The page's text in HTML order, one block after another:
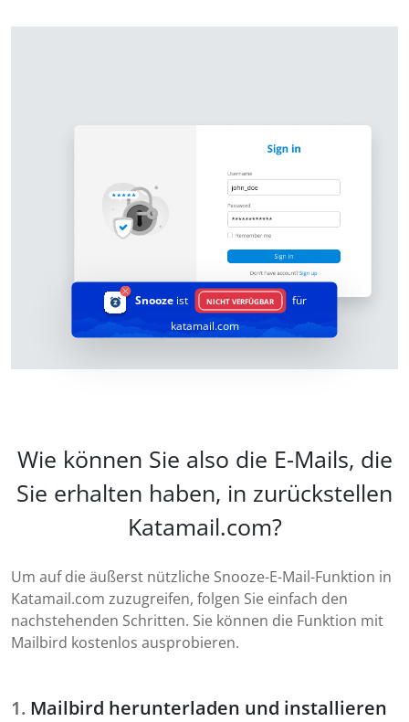
Snooze ist NICHT VERFÜGBAR
für
katamail.com
Wie können Sie also die E-Mails, die
Sie erhalten haben, in zurückstellen
Katamail.com?
Um auf die äußerst nützliche Snooze-E-Mail-Funktion in
Katamail.com zuzugreifen, folgen Sie einfach den
nachstehenden Schritten. Sie können die Funktion mit
Mailbird kostenlos ausprobieren.
Mailbird herunterladen und installieren